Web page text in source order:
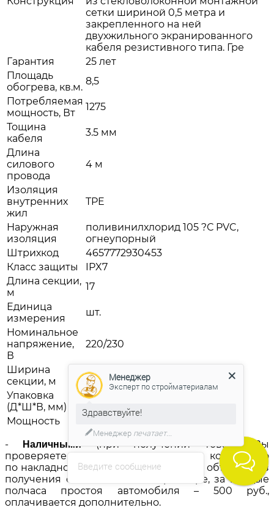
сетки шириной 0,5 метра и
закрепленного на ней
двухжильного экранированного
кабеля резистивного типа. Гре
Гарантия
25 лет
Площадь
обогрева, кв.м.
8,5
Потребляемая
мощность, Вт
1275
Тощина
кабеля
3.5 мм
Длина
силового
провода
4 м
Изоляция
внутренних
жил
TPE
Наружная
изоляция
поливинилхлорид 105 ?С PVC,
огнеупорный
Штрихкод
4657772930453
Класс защиты
IPX7
Длина секции,
м
17
Единица
измерения
шт.
Номинальное
напряжение,
В
220/230
Ширина
секции, м
0,5
Упаковка
(Д*Ш*В, мм)
600*200*200
Мощность
150-220Вт/м2
-
Наличными(при получении товара Вы
проверяете наличие, целостность, и количество
по накладной). Водитель не уезжает с объекта без
получения оплаты в полном размере, за каждые
полчаса простоя автомобиля – 500 руб.,
оплачивается дополнительно.
Введите сообщение
Менеджер
Эксперт по стройматериалам
Здравствуйте!
Менеджер печатает...